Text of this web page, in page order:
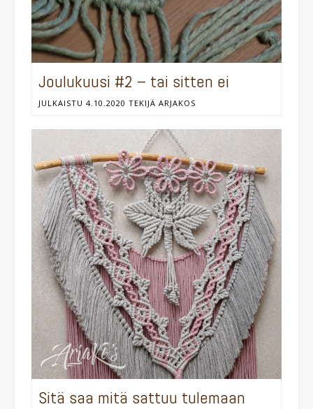
Joulukuusi #2 – tai sitten ei
JULKAISTU 4.10.2020 TEKIJÄ ARJAKOS
Sitä saa mitä sattuu tulemaan